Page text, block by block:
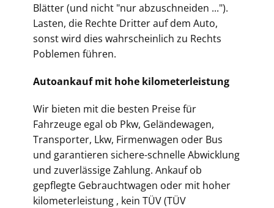
Blätter (und nicht "nur abzuschneiden ...").
Lasten, die Rechte Dritter auf dem Auto,
sonst wird dies wahrscheinlich zu Rechts
Poblemen führen.
Autoankauf mit hohe kilometerleistung
Wir bieten mit die besten Preise für
Fahrzeuge egal ob Pkw, Geländewagen,
Transporter, Lkw, Firmenwagen oder Bus
und garantieren sichere-schnelle Abwicklung
und zuverlässige Zahlung. Ankauf ob
gepflegte Gebrauchtwagen oder mit hoher
kilometerleistung , kein TÜV (TÜV